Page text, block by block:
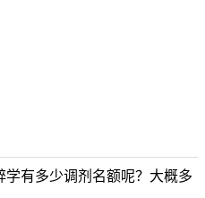
学有多少调剂名额呢？大概多